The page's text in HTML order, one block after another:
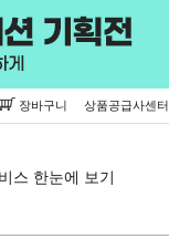
장바구니 상품공급사센터
스 한눈에 보기